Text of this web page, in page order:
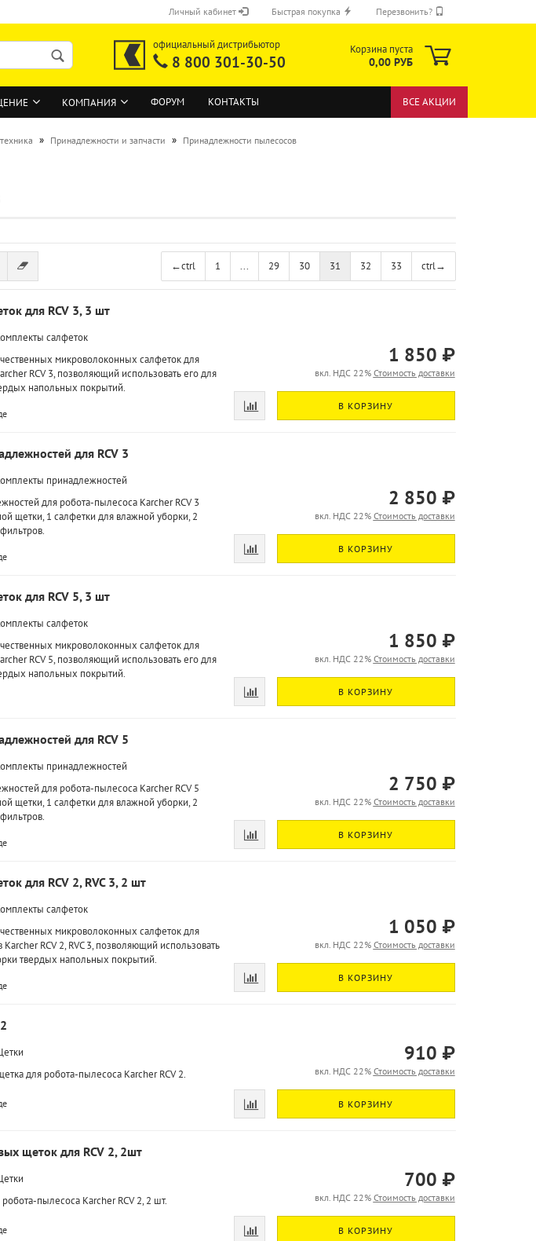
Личный кабинет
пароль?
Быстрая покупка Перезвонить?
официальный дистрибьютор
8 800 301-30-50
Корзина пуста
0,00 РУБ
КОМПАНИЯ ФОРУМ КОНТАКТЫ ВСЕ АКЦИИ
» Принадлежности и запчасти » Принадлежности пылесосов
←ctrl 1 ... 29 30 31 32 33 ctrl→
для RCV 3, 3 шт
салфеток
микроволоконных салфеток для
RCV 3, позволяющий использовать его для
напольных покрытий.
1 850 ₽
вкл. НДС 22% Стоимость доставки
В КОРЗИНУ
для RCV 3
принадлежностей
для робота-пылесоса Karcher RCV 3
щетки, 1 салфетки для влажной уборки, 2
2 850 ₽
вкл. НДС 22% Стоимость доставки
В КОРЗИНУ
для RCV 5, 3 шт
салфеток
микроволоконных салфеток для
RCV 5, позволяющий использовать его для
напольных покрытий.
1 850 ₽
вкл. НДС 22% Стоимость доставки
В КОРЗИНУ
для RCV 5
принадлежностей
для робота-пылесоса Karcher RCV 5
щетки, 1 салфетки для влажной уборки, 2
2 750 ₽
вкл. НДС 22% Стоимость доставки
В КОРЗИНУ
для RCV 2, RVC 3, 2 шт
салфеток
микроволоконных салфеток для
RCV 2, RVC 3, позволяющий использовать
твердых напольных покрытий.
1 050 ₽
вкл. НДС 22% Стоимость доставки
В КОРЗИНУ
для робота-пылесоса Karcher RCV 2.
910 ₽
вкл. НДС 22% Стоимость доставки
В КОРЗИНУ
щеток для RCV 2, 2шт
пылесоса Karcher RCV 2, 2 шт.
700 ₽
вкл. НДС 22% Стоимость доставки
В КОРЗИНУ